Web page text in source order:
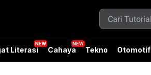
Literasi Cahaya Tekno Otomotif